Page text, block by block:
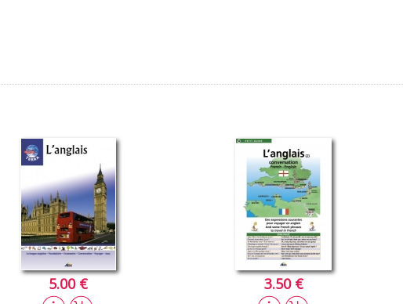
5.00 € 3.50 €